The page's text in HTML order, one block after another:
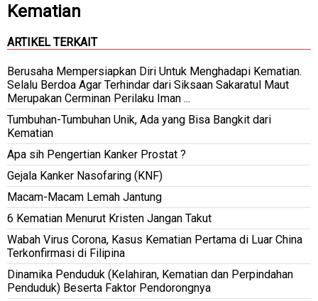
Kematian
ARTIKEL TERKAIT
Berusaha Mempersiapkan Diri Untuk Menghadapi Kematian.
Selalu Berdoa Agar Terhindar dari Siksaan Sakaratul Maut
Merupakan Cerminan Perilaku Iman ...
Tumbuhan-Tumbuhan Unik, Ada yang Bisa Bangkit dari
Kematian
Apa sih Pengertian Kanker Prostat ?
Gejala Kanker Nasofaring (KNF)
Macam-Macam Lemah Jantung
6 Kematian Menurut Kristen Jangan Takut
Wabah Virus Corona, Kasus Kematian Pertama di Luar China
Terkonfirmasi di Filipina
Dinamika Penduduk (Kelahiran, Kematian dan Perpindahan
Penduduk) Beserta Faktor Pendorongnya